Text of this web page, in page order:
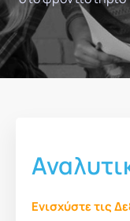
Ενισχύστε τις